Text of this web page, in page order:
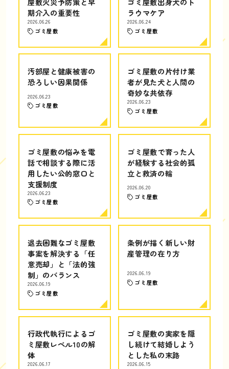
期介入の重要性
2026.06.26
ゴミ屋敷
ラウマケア
2026.06.24
ゴミ屋敷
汚部屋と健康被害の
恐ろしい因果関係
2026.06.23
ゴミ屋敷
ゴミ屋敷の片付け業
者が見た犬と人間の
奇妙な共依存
2026.06.23
ゴミ屋敷
ゴミ屋敷の悩みを電
話で相談する際に活
用したい公的窓口と
支援制度
2026.06.23
ゴミ屋敷
ゴミ屋敷で育った人
が経験する社会的孤
立と救済の輪
2026.06.20
ゴミ屋敷
退去困難なゴミ屋敷
事案を解決する「任
意売却」と「法的強
制」のバランス
2026.06.19
ゴミ屋敷
条例が描く新しい財
産管理の在り方
2026.06.19
ゴミ屋敷
行政代執行によるゴ
ミ屋敷レベル10の解
体
2026.06.17
ゴミ屋敷の実家を隠
し続けて結婚しよう
とした私の末路
2026.06.15